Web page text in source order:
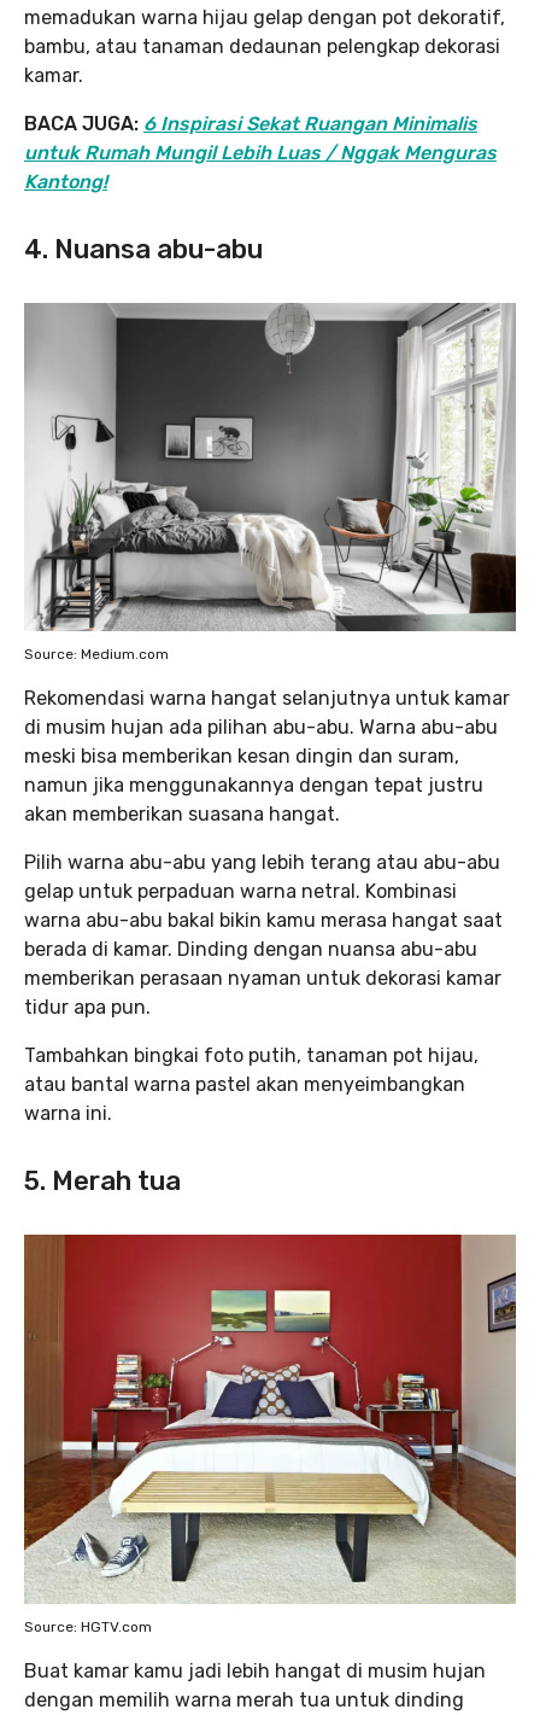
memadukan warna hijau gelap dengan pot dekoratif,
bambu, atau tanaman dedaunan pelengkap dekorasi
kamar.
BACA JUGA: 6 Inspirasi Sekat Ruangan Minimalis
untuk Rumah Mungil Lebih Luas / Nggak Menguras
Kantong!
4. Nuansa abu-abu
Source: Medium.com
Rekomendasi warna hangat selanjutnya untuk kamar
di musim hujan ada pilihan abu-abu. Warna abu-abu
meski bisa memberikan kesan dingin dan suram,
namun jika menggunakannya dengan tepat justru
akan memberikan suasana hangat.
Pilih warna abu-abu yang lebih terang atau abu-abu
gelap untuk perpaduan warna netral. Kombinasi
warna abu-abu bakal bikin kamu merasa hangat saat
berada di kamar. Dinding dengan nuansa abu-abu
memberikan perasaan nyaman untuk dekorasi kamar
tidur apa pun.
Tambahkan bingkai foto putih, tanaman pot hijau,
atau bantal warna pastel akan menyeimbangkan
warna ini.
5. Merah tua
Source: HGTV.com
Buat kamar kamu jadi lebih hangat di musim hujan
dengan memilih warna merah tua untuk dinding